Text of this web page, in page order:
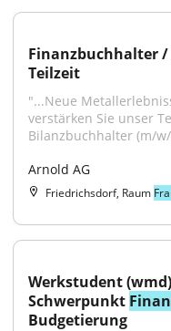
Finanzbuchhalter
Teilzeit
"...Neue
verstärken Sie unser
Bilanzbuchhalter (m/
Arnold AG
Friedrichsdorf, Raum
Werkstudent
Schwerpunkt
Budgetierung